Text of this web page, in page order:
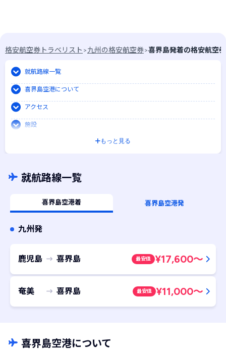
格安航空券トラベリスト >九州の格安航空券>喜界島発着の格安航空券
就航路線一覧
喜界島空港について
アクセス
施設
もっと見る
就航路線一覧
喜界島空港着 喜界島空港発
九州発
鹿児島 喜界島 最安値 ¥17,600～
奄美 喜界島 最安値 ¥11,000～
喜界島空港について